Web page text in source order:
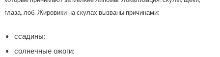
глаза, лоб. Жировики на скулах вызваны причинами:
ссадины;
солнечные ожоги;